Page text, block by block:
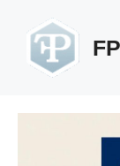
contenu